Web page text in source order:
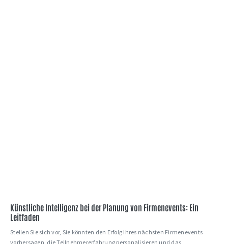
Künstliche Intelligenz bei der Planung von Firmenevents: Ein
Leitfaden
Stellen Sie sich vor, Sie könnten den Erfolg Ihres nächsten Firmenevents
vorhersagen, die Teilnehmererfahrung personalisieren und das